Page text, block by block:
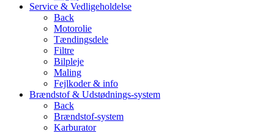
Service & Vedligeholdelse
Back
Motorolie
Tændingsdele
Filtre
Bilpleje
Maling
Fejlkoder & info
Brændstof & Udstødnings-system
Back
Brændstof-system
Karburator